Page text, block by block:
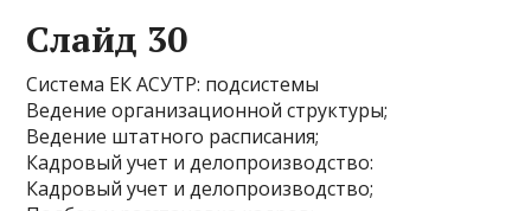
Слайд 30
Система ЕК АСУТР: подсистемы
Ведение организационной структуры;
Ведение штатного расписания;
Кадровый учет и делопроизводство:
Кадровый учет и делопроизводство;